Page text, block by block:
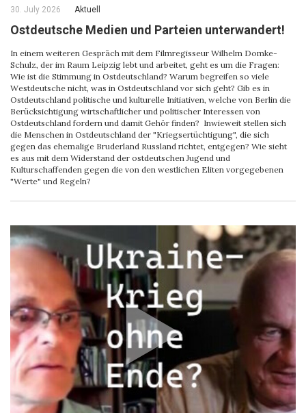
30. July 2026 Aktuell
Ostdeutsche Medien und Parteien unterwandert!
In einem weiteren Gespräch mit dem Filmregisseur Wilhelm Domke-
Schulz, der im Raum Leipzig lebt und arbeitet, geht es um die Fragen:
Wie ist die Stimmung in Ostdeutschland? Warum begreifen so viele
Westdeutsche nicht, was in Ostdeutschland vor sich geht? Gib es in
Ostdeutschland politische und kulturelle Initiativen, welche von Berlin die
Berücksichtigung wirtschaftlicher und politischer Interessen von
Ostdeutschland fordern und damit Gehör finden? Inwieweit stellen sich
die Menschen in Ostdeutschland der "Kriegsertüchtigung", die sich
gegen das ehemalige Bruderland Russland richtet, entgegen? Wie sieht
es aus mit dem Widerstand der ostdeutschen Jugend und
Kulturschaffenden gegen die von den westlichen Eliten vorgegebenen
"Werte" und Regeln?